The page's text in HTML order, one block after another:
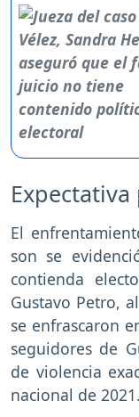
El
son se
contienda
Gustavo Petro,
se enfrascaron
seguidores de
de violencia
nacional de 2021.